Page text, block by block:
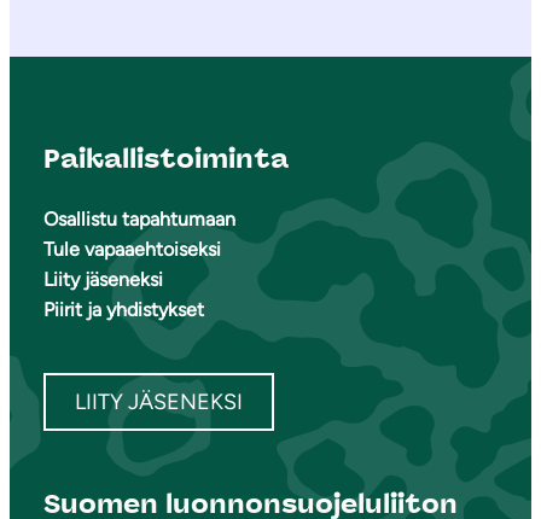
Paikallistoiminta
Osallistu tapahtumaan
Tule vapaaehtoiseksi
Liity jäseneksi
Piirit ja yhdistykset
LIITY JÄSENEKSI
Suomen luonnonsuojeluliiton